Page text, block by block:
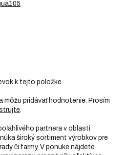
k tejto položke.
môžu pridávať hodnotenie. Prosím
partnera v oblasti
široký sortiment výrobkov pre
či farmy. V ponuke nájdete